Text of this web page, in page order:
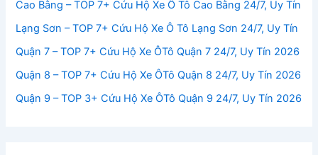
Cao Bằng – TOP 7+ Cứu Hộ Xe Ô Tô Cao Bằng 24/7, Uy Tín
Lạng Sơn – TOP 7+ Cứu Hộ Xe Ô Tô Lạng Sơn 24/7, Uy Tín
Quận 7 – TOP 7+ Cứu Hộ Xe ÔTô Quận 7 24/7, Uy Tín 2026
Quận 8 – TOP 7+ Cứu Hộ Xe ÔTô Quận 8 24/7, Uy Tín 2026
Quận 9 – TOP 3+ Cứu Hộ Xe ÔTô Quận 9 24/7, Uy Tín 2026